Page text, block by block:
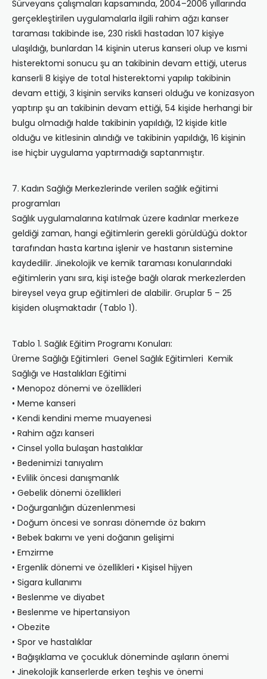
Sürveyans çalışmaları kapsamında, 2004–2006 yıllarında
gerçekleştirilen uygulamalarla ilgili rahim ağzı kanser
taraması takibinde ise, 230 riskli hastadan 107 kişiye
ulaşıldığı, bunlardan 14 kişinin uterus kanseri olup ve kısmi
histerektomi sonucu şu an takibinin devam ettiği, uterus
kanserli 8 kişiye de total histerektomi yapılıp takibinin
devam ettiği, 3 kişinin serviks kanseri olduğu ve konizasyon
yaptırıp şu an takibinin devam ettiği, 54 kişide herhangi bir
bulgu olmadığı halde takibinin yapıldığı, 12 kişide kitle
olduğu ve kitlesinin alındığı ve takibinin yapıldığı, 16 kişinin
ise hiçbir uygulama yaptırmadığı saptanmıştır.
7. Kadın Sağlığı Merkezlerinde verilen sağlık eğitimi
programları
Sağlık uygulamalarına katılmak üzere kadınlar merkeze
geldiği zaman, hangi eğitimlerin gerekli görüldüğü doktor
tarafından hasta kartına işlenir ve hastanın sistemine
kaydedilir. Jinekolojik ve kemik taraması konularındaki
eğitimlerin yanı sıra, kişi isteğe bağlı olarak merkezlerden
bireysel veya grup eğitimleri de alabilir. Gruplar 5 – 25
kişiden oluşmaktadır (Tablo 1).
Tablo 1. Sağlık Eğitim Programı Konuları:
Üreme Sağlığı Eğitimleri Genel Sağlık Eğitimleri Kemik
Sağlığı ve Hastalıkları Eğitimi
• Menopoz dönemi ve özellikleri
• Meme kanseri
• Kendi kendini meme muayenesi
• Rahim ağzı kanseri
• Cinsel yolla bulaşan hastalıklar
• Bedenimizi tanıyalım
• Evlilik öncesi danışmanlık
• Gebelik dönemi özellikleri
• Doğurganlığın düzenlenmesi
• Doğum öncesi ve sonrası dönemde öz bakım
• Bebek bakımı ve yeni doğanın gelişimi
• Emzirme
• Ergenlik dönemi ve özellikleri • Kişisel hijyen
• Sigara kullanımı
• Beslenme ve diyabet
• Beslenme ve hipertansiyon
• Obezite
• Spor ve hastalıklar
• Bağışıklama ve çocukluk döneminde aşıların önemi
• Jinekolojik kanserlerde erken teşhis ve önemi